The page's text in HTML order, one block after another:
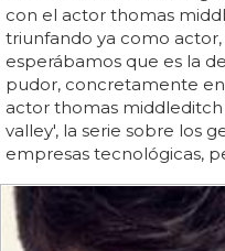
con el actor thomas
triunfando ya como
esperábamos que es la
pudor, concretamente en
actor thomas
valley', la serie sobre los
empresas tecnológicas,